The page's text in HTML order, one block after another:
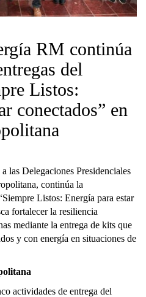
RM continúa
del
Listos:
conectados” en
las Delegaciones Presidenciales
continúa la
Listos: Energía para estar
fortalecer la resiliencia
mediante la entrega de kits que
y con energía en situaciones de
actividades de entrega del